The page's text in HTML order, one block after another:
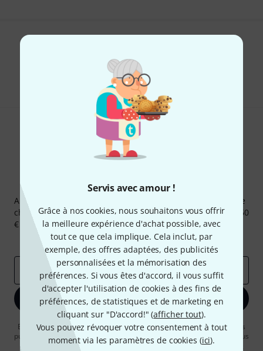
Servis avec amour !
Grâce à nos cookies, nous souhaitons vous offrir
la meilleure expérience d'achat possible, avec
tout ce que cela implique. Cela inclut, par
exemple, des offres adaptées, des publicités
personnalisées et la mémorisation des
préférences. Si vous êtes d'accord, il vous suffit
d'accepter l'utilisation de cookies à des fins de
préférences, de statistiques et de marketing en
cliquant sur "D'accord!" (afficher tout).
Vous pouvez révoquer votre consentement à tout
moment via les paramètres de cookies (ici).
Aide et commentaires
Newsletters Thomann
Abonnez-vous à la newsletter Thomann et, avec un peu de
chance, gagnez l'un des 50 bons d'achat d'une valeur de 50
€ chacun!
Articles inspirants
Deals Aperçus Thomann
Adresse e-mail
S'inscrire maintenant
En cliquant sur "S'inscrire maintenant", vous acceptez de recevoir des
publicités par e-mail. La désinscription est possible à tout moment. Vous
pouvez trouver plus d'informations à ce sujet dans notrePolitique de